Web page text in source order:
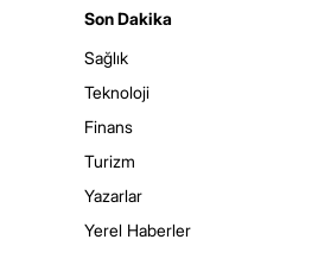
Son Dakika
Sağlık
Teknoloji
Finans
Turizm
Yazarlar
Yerel Haberler